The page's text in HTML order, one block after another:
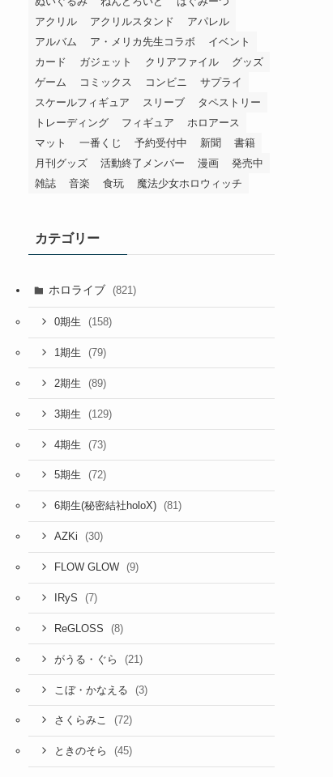
アクリル
アクリルスタンド
アパレル
アルバム
ア・メリカ先生コラボ
イベント
カード
ガジェット クリアファイル
グッズ
ゲーム
コミックス コンビニ
サプライ
スケールフィギュア
スリーブ
タペストリー
トレーディング
フィギュア
ホロアース
マット
一番くじ 予約受付中 新聞
書籍
月刊グッズ
活動終了メンバー 漫画
発売中
雑誌
音楽 食玩 魔法少女ホロウィッチ
カテゴリー
ホロライブ (821)
0期生 (158)
1期生 (79)
2期生 (89)
3期生 (129)
4期生 (73)
5期生 (72)
6期生(秘密結社holoX) (81)
AZKi (30)
FLOW GLOW (9)
IRyS (7)
ReGLOSS (8)
がうる・ぐら (21)
こぼ・かなえる (3)
さくらみこ (72)
ときのそら (45)